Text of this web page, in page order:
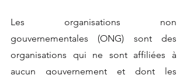
Les organisations non
gouvernementales (ONG) sont des
organisations qui ne sont affiliées à
aucun gouvernement et dont les